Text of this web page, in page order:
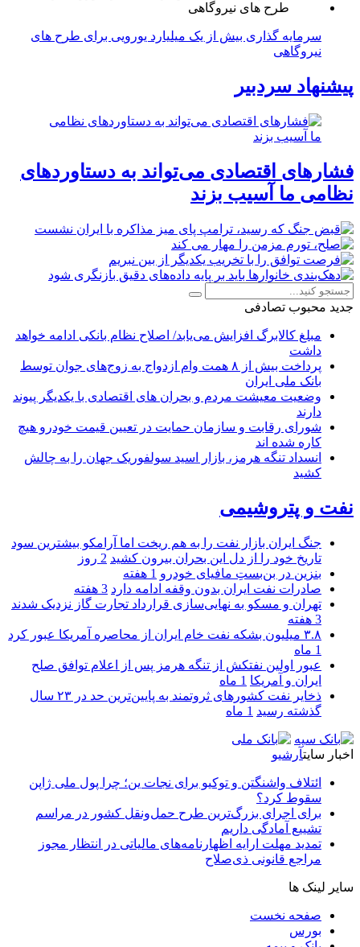
سرمایه گذاری بیش از یک میلیارد یورویی برای طرح های
نیروگاهی
پیشنهاد سردبیر
فشارهای اقتصادی می‌تواند به دستاوردهای
نظامی ما آسیب بزند
جدید محبوب تصادفی
مبلغ کالابرگ افزایش می‌یابد/ اصلاح نظام بانکی ادامه خواهد
داشت
پرداخت بیش از ۸ همت وام ازدواج به زوج‌های جوان توسط
بانک ملی ایران
وضعیت معیشت مردم و بحران های اقتصادی با یکدیگر پیوند
دارند
شورای رقابت و سازمان حمایت در تعیین قیمت خودرو هیچ
کاره شده اند
انسداد تنگه هرمز، بازار اسید سولفوریک جهان را به چالش
کشید
نفت و پتروشیمی
جنگ ایران بازار نفت را به هم ریخت اما آرامکو بیشترین سود
تاریخ خود را از دل این بحران بیرون کشید 2 روز
بنزین در بن‌بستِ مافیای خودرو 1 هفته
صادرات نفت ایران بدون وقفه ادامه دارد 3 هفته
تهران و مسکو به نهایی‌سازی قرارداد تجارت گاز نزدیک شدند
3 هفته
۳.۸ میلیون بشکه نفت خام ایران از محاصره آمریکا عبور کرد
1 ماه
عبور اولین نفتکش از تنگه هرمز پس از اعلام توافق صلح
ایران و آمریکا 1 ماه
ذخایر نفت کشورهای ثروتمند به پایین‌ترین حد در ۲۳ سال
گذشته رسید 1 ماه
اخبار سایتآرشیو
ائتلاف واشنگتن و توکیو برای نجات ین؛ چرا پول ملی ژاپن
سقوط کرد؟
برای اجرای بزرگ‌ترین طرح حمل‌ونقل کشور در مراسم
تشییع آمادگی داریم
تمدید مهلت ارایه اظهارنامه‌های مالیاتی در انتظار مجوز
مراجع قانونی ذی‌‏صلاح
سایر لینک ها
صفحه نخست
بورس